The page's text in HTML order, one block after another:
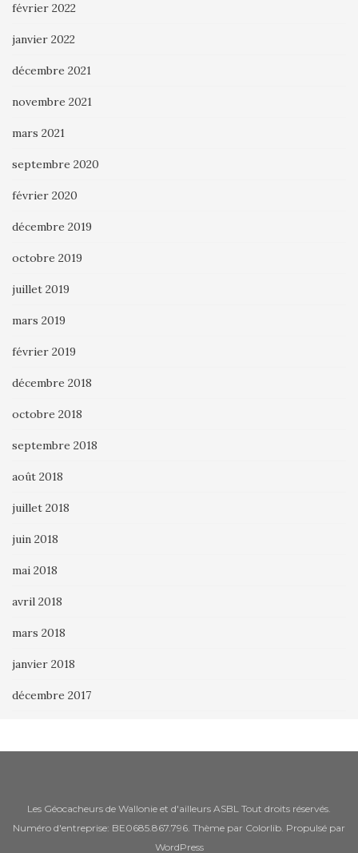
février 2022
janvier 2022
décembre 2021
novembre 2021
mars 2021
septembre 2020
février 2020
décembre 2019
octobre 2019
juillet 2019
mars 2019
février 2019
décembre 2018
octobre 2018
septembre 2018
août 2018
juillet 2018
juin 2018
mai 2018
avril 2018
mars 2018
janvier 2018
décembre 2017
Les Géocacheurs de Wallonie et d'ailleurs ASBL Tout droits réservés.
Numéro d'entreprise: BE0685.867.796. Thème par Colorlib. Propulsé par
WordPress